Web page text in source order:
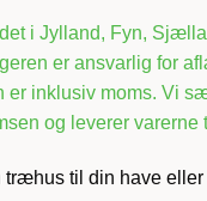
i Jylland, Fyn,
er ansvarlig for
er inklusiv moms. Vi
og leverer
træhus til din have eller